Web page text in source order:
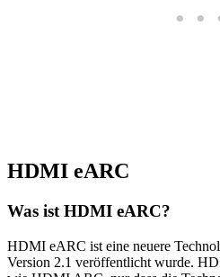
HDMI eARC
Was ist HDMI eARC?
HDMI eARC ist eine neuere
Version 2.1 veröffentlicht wurde.